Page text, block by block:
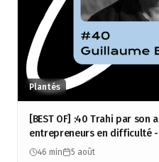
Plantés
[BEST OF] :40 Trahi par
entrepreneurs en difficulté
46 min 5 août